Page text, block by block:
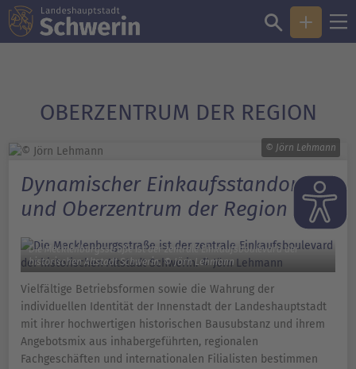
OBERZENTRUM DER REGION
© Jörn Lehmann
Dynamischer Einkaufsstandort
und Oberzentrum der Region
Die Mecklenburgsstraße ist der zentrale Einkaufsboulevard der
historischen Altstadt Schwerin. © Jörn Lehmann
Vielfältige Betriebsformen sowie die Wahrung der
individuellen Identität der Innenstadt der Landeshauptstadt
mit ihrer hochwertigen historischen Bausubstanz und ihrem
Angebotsmix aus inhabergeführten, regionalen
Fachgeschäften und internationalen Filialisten bestimmen